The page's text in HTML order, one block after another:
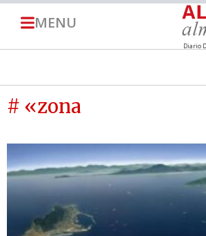
MENU
Diario
# «zona